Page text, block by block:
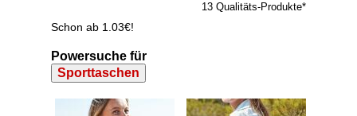
13 Qualitäts-Produkte*
Schon ab 1.03€!
Powersuche für
Sporttaschen